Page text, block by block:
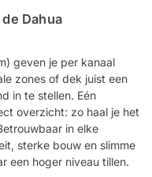
Dahua
geven je per kanaal
zones of dek juist een
in te stellen. Eén
overzicht: zo haal je het
in elke
sterke bouw en slimme
een hoger niveau tillen.